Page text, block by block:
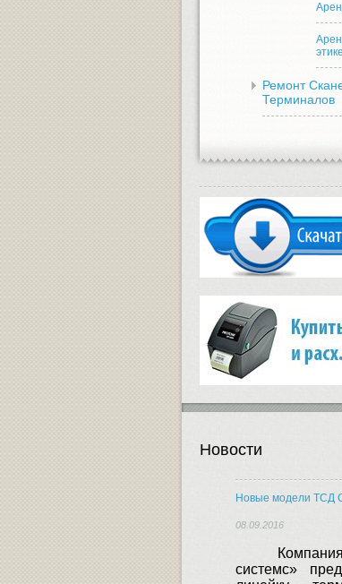
Ремонт
Терминалов
Новости
Новые модели ТСД
08.09.2016
системс»